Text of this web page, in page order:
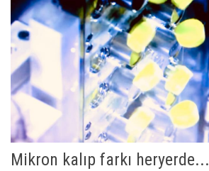
Mikron kalıp farkı heryerde...